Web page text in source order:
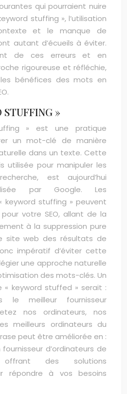
qui pourraient nuire
stuffing », l’utilisation
et le manque de
autant d’écueils à éviter.
de ces erreurs et en
rigoureuse et réfléchie,
bénéfices des mots en
STUFFING »
» est une pratique
un mot-clé de manière
dans un texte. Cette
utilisée pour manipuler les
est aujourd’hui
par Google. Les
keyword stuffing » peuvent
votre SEO, allant de la
à la suppression pure
site web des résultats de
impératif d’éviter cette
une approche naturelle
des mots-clés. Un
« keyword stuffed » serait :
le meilleur fournisseur
nos ordinateurs, nos
meilleurs ordinateurs du
peut être améliorée en :
d’ordinateurs de
des solutions
répondre à vos besoins